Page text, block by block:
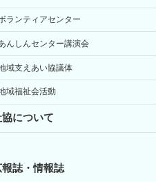
ランティアセンター
んしんセンター講演会
域支えあい協議体
域福祉会活動
協について
報誌・情報誌